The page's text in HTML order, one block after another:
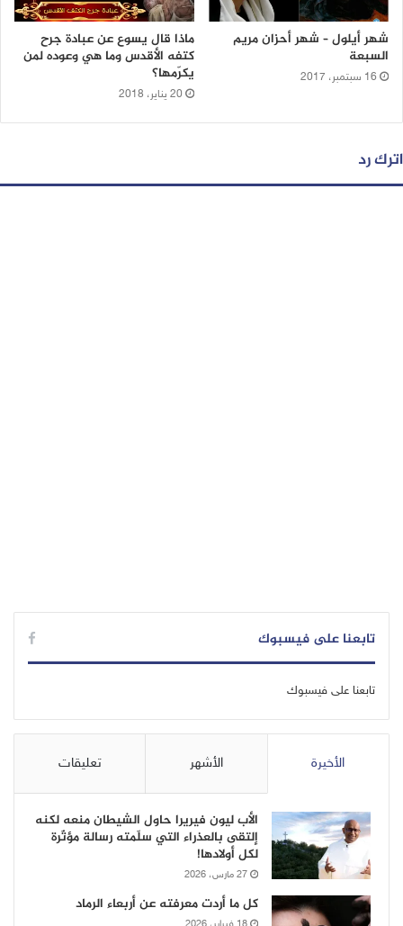
شهر أيلول – شهر أحزان مريم
السبعة
16 سبتمبر، 2017
ماذا قال يسوع عن عبادة جرح
كتفه الأقدس وما هي وعوده لمن
يكرّمها؟
20 يناير، 2018
اترك رد
تابعنا على فيسبوك
تابعنا على فيسبوك
الأخيرة الأشهر تعليقات
الأب ليون فيريرا حاول الشيطان منعه لكنه
إلتقى بالعذراء التي سلّمته رسالة مؤثّرة
لكل أولادها!
27 مارس، 2026
كل ما أردت معرفته عن أربعاء الرماد